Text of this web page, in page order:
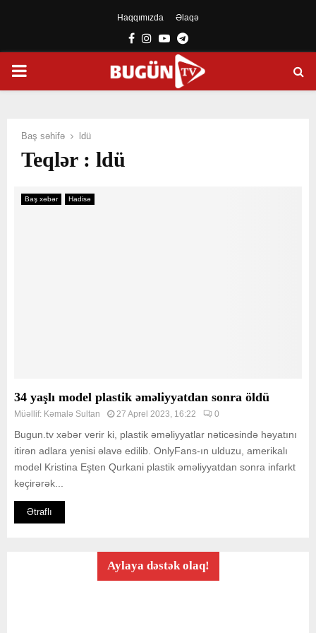
Haqqımızda Əlaqə
Facebook
Instagram
YoutubeTelegram
PRIMARY
Baş səhifə ldü
Teqlər : ldü
Baş xəbər Hadisə
34 yaşlı model plastik əməliyyatdan sonra öldü
Müəllif: Kəmalə Sultan 27 Aprel 2023, 16:22 0
Bugun.tv xəbər verir ki, plastik əməliyyatlar nəticəsində həyatını
itirən adlara yenisi əlavə edilib. OnlyFans-ın ulduzu, amerikalı
model Kristina Eşten Qurkani plastik əməliyyatdan sonra infarkt
keçirərək...
Ətraflı
Aylaya dəstək olaq!